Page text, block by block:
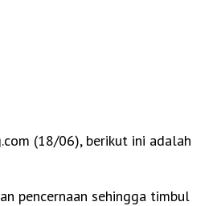
(18/06), berikut ini adalah
pencernaan sehingga timbul